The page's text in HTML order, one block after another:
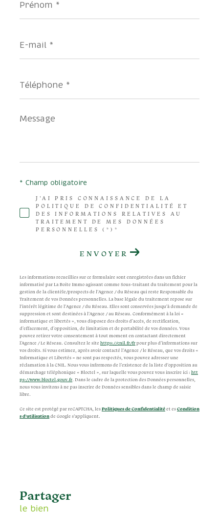
*
mail
*
Message
J'AI PRIS CONNAISSANCE DE LA
POLITIQUE DE CONFIDENTIALITÉ ET
DES INFORMATIONS RELATIVES AU
TRAITEMENT DE MES DONNÉES
PERSONNELLES (*)*
* Champ obligatoire
ENVOYER
Les informations recueillies sur ce formulaire sont enregistrées dans un fichier
informatisé par La Boite Immo agissant comme Sous-traitant du traitement pour la
gestion de la clientèle/prospects de l'Agence / du Réseau qui reste Responsable du
Traitement de vos Données personnelles. La base légale du traitement repose sur
l'intérêt légitime de l'Agence / du Réseau. Elles sont conservées jusqu'à demande de
suppression et sont destinées à l'Agence / au Réseau. Conformément à la loi «
informatique et libertés », vous disposez des droits d’accès, de rectification,
d’effacement, d’opposition, de limitation et de portabilité de vos données. Vous
pouvez retirer votre consentement à tout moment en contactant directement
l’Agence / Le Réseau. Consultez le site https://cnil.fr/frpour plus d’informations sur
vos droits. Si vous estimez, après avoir contacté l'Agence / le Réseau, que vos droits «
Informatique et Libertés » ne sont pas respectés, vous pouvez adresser une
réclamation à la CNIL. Nous vous informons de l’existence de la liste d'opposition au
démarchage téléphonique « Bloctel », sur laquelle vous pouvez vous inscrire ici : htt
ps://www.bloctel.gouv.fr. Dans le cadre de la protection des Données personnelles,
nous vous invitons à ne pas inscrire de Données sensibles dans le champ de saisie
libre.
Ce site est protégé par reCAPTCHA, lesPolitiques de Confidentialitéet esCondition
s d'utilisationde Google s'appliquent.
partager
le bien